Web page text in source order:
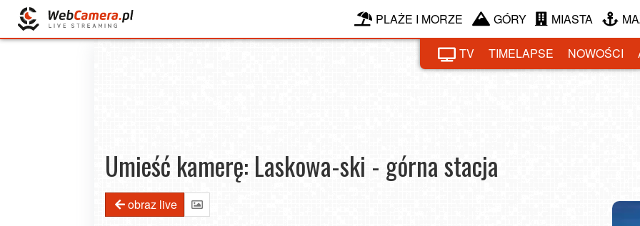
PLAŻE I MORZE GÓRY MIASTA
TV TIMELAPSE NOWOŚCI
Umieść kamerę: Laskowa-ski - górna stacja
obraz live